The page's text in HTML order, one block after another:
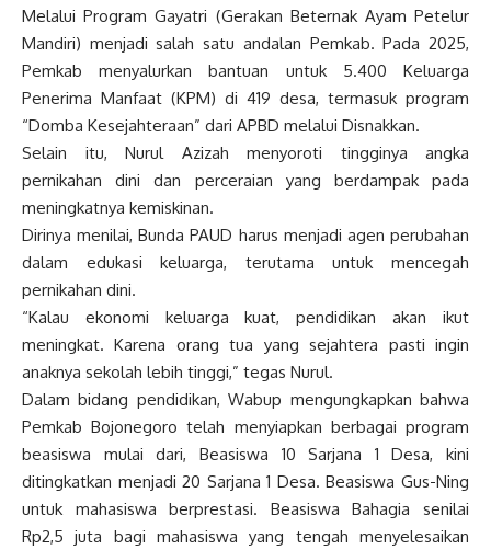
Melalui Program Gayatri (Gerakan Beternak Ayam Petelur
Mandiri) menjadi salah satu andalan Pemkab. Pada 2025,
Pemkab menyalurkan bantuan untuk 5.400 Keluarga
Penerima Manfaat (KPM) di 419 desa, termasuk program
“Domba Kesejahteraan” dari APBD melalui Disnakkan.
Selain itu, Nurul Azizah menyoroti tingginya angka
pernikahan dini dan perceraian yang berdampak pada
meningkatnya kemiskinan.
Dirinya menilai, Bunda PAUD harus menjadi agen perubahan
dalam edukasi keluarga, terutama untuk mencegah
pernikahan dini.
“Kalau ekonomi keluarga kuat, pendidikan akan ikut
meningkat. Karena orang tua yang sejahtera pasti ingin
anaknya sekolah lebih tinggi,” tegas Nurul.
Dalam bidang pendidikan, Wabup mengungkapkan bahwa
Pemkab Bojonegoro telah menyiapkan berbagai program
beasiswa mulai dari, Beasiswa 10 Sarjana 1 Desa, kini
ditingkatkan menjadi 20 Sarjana 1 Desa. Beasiswa Gus-Ning
untuk mahasiswa berprestasi. Beasiswa Bahagia senilai
Rp2,5 juta bagi mahasiswa yang tengah menyelesaikan